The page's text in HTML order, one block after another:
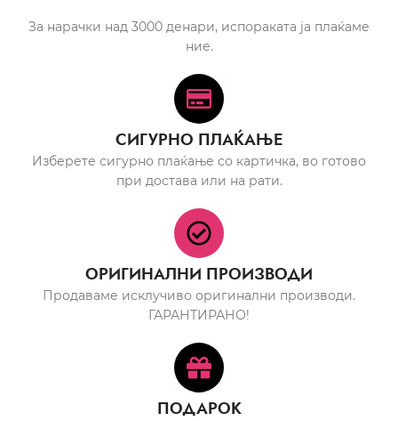
За нарачки над 3000 денари, испораката ја плаќаме
ние.
СИГУРНО ПЛАЌАЊЕ
Изберете сигурно плаќање со картичка, во готово
при достава или на рати.
ОРИГИНАЛНИ ПРОИЗВОДИ
Продаваме исклучиво оригинални производи.
ГАРАНТИРАНО!
ПОДАРОК